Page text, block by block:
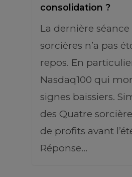
consolidation ?
La dernière
sorcières n’a pas
repos. En
Nasdaq100 qui
signes baissiers.
des Quatre
de profits avant
Réponse…